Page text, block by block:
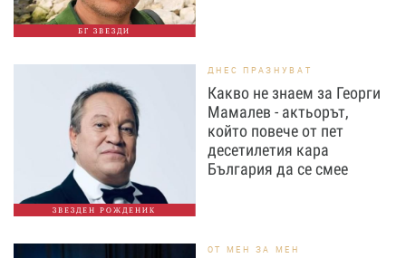
БГ ЗВЕЗДИ
ЗВЕЗДЕН РОЖДЕНИК
ДНЕС ПРАЗНУВАТ
Какво не знаем за Георги
Мамалев - актьорът,
който повече от пет
десетилетия кара
България да се смее
ОТ МЕН ЗА МЕН